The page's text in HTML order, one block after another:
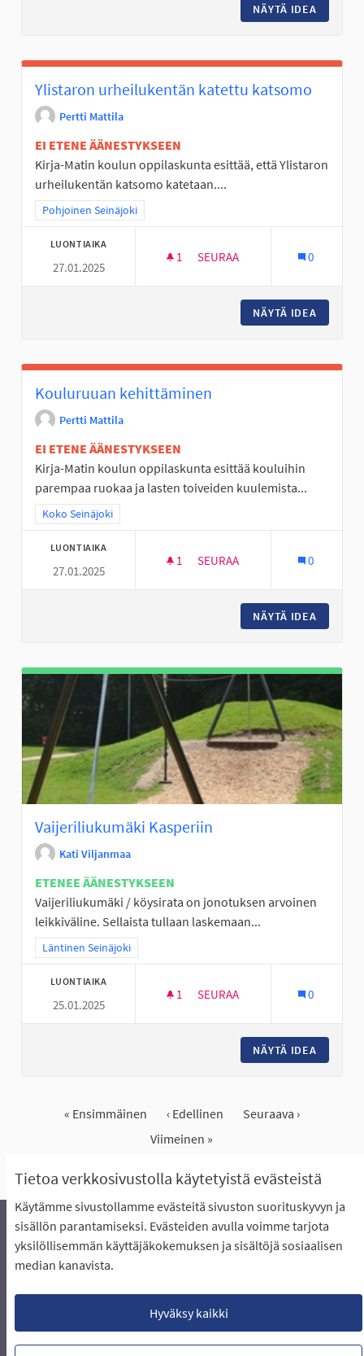
Tietoa verkkosivustolla käytetyistä evästeistä
Käytämme sivustollamme evästeitä sivuston suorituskyvyn ja
sisällön parantamiseksi. Evästeiden avulla voimme tarjota
yksilöllisemmän käyttäjäkokemuksen ja sisältöjä sosiaalisen
median kanavista.
Hyväksy kaikki
NÄYTÄ IDEA
Ylistaron urheilukentän katettu katsomo
Pertti Mattila
EI ETENE ÄÄNESTYKSEEN
Kirja-Matin koulun oppilaskunta esittää, että Ylistaron
urheilukentän katsomo katetaan....
Rajaa tulokset teeman mukaan: Pohjoinen Seinäjoki
Pohjoinen Seinäjoki
LUONTIAIKA
27.01.2025
1 1 SEURAAJA
SEURAA 0
NÄYTÄ IDEA
Kouluruuan kehittäminen
Pertti Mattila
EI ETENE ÄÄNESTYKSEEN
Kirja-Matin koulun oppilaskunta esittää kouluihin
parempaa ruokaa ja lasten toiveiden kuulemista...
Rajaa tulokset teeman mukaan: Koko Seinäjoki
Koko Seinäjoki
LUONTIAIKA
27.01.2025
1 1 SEURAAJA
SEURAA 0
NÄYTÄ IDEA
Vaijeriliukumäki Kasperiin
Kati Viljanmaa
ETENEE ÄÄNESTYKSEEN
Vaijeriliukumäki / köysirata on jonotuksen arvoinen
leikkiväline. Sellaista tullaan laskemaan...
Rajaa tulokset teeman mukaan: Läntinen Seinäjoki
Läntinen Seinäjoki
LUONTIAIKA
25.01.2025
1 1 SEURAAJA
SEURAA 0
NÄYTÄ IDEA
« Ensimmäinen ‹ Edellinen
Seuraava ›
Viimeinen »
Näytä kaikki peruutetut ideat
Äänestyksen pikaohjeet
Usein kysytyt kysymykset
Näin äänestät Asukasbudjetissa
Lataa avoimet datatiedostot
Evästeasetukset